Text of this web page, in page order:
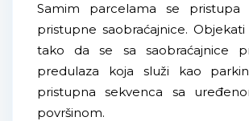
Samim parcelama se pristupa
pristupne saobraćajnice.
tako da se sa saobraćajnice
predulaza koja služi kao
pristupna sekvenca sa
površinom.